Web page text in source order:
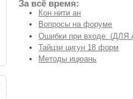
За всё время:
Кон нити ан
Вопросы на форуме
Ошибки при входе.
Тайцзи цигун 18 форм
Методы ицюань